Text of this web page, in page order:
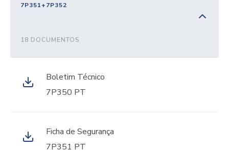
7P351+7P352
18 DOCUMENTOS
Boletim Técnico
7P350 PT
Ficha de Segurança
7P351 PT